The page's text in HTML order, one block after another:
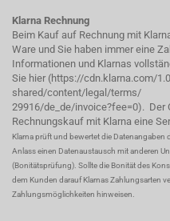
Klarna Rechnung
Beim Kauf auf Rechnung mit
Ware und Sie haben immer eine
Informationen und Klarnas
Sie hier (https://cdn.klarna.com/
shared/content/legal/terms/
29916/de_de/invoice?fee=0). Der
Rechnungskauf mit Klarna eine
Klarna prüft und bewertet die
Anlass einen Datenaustausch mit anderen
(Bonitätsprüfung). Sollte die Bonität des
dem Kunden darauf Klarnas Zahlungsarten
Zahlungsmöglichkeiten hinweisen.